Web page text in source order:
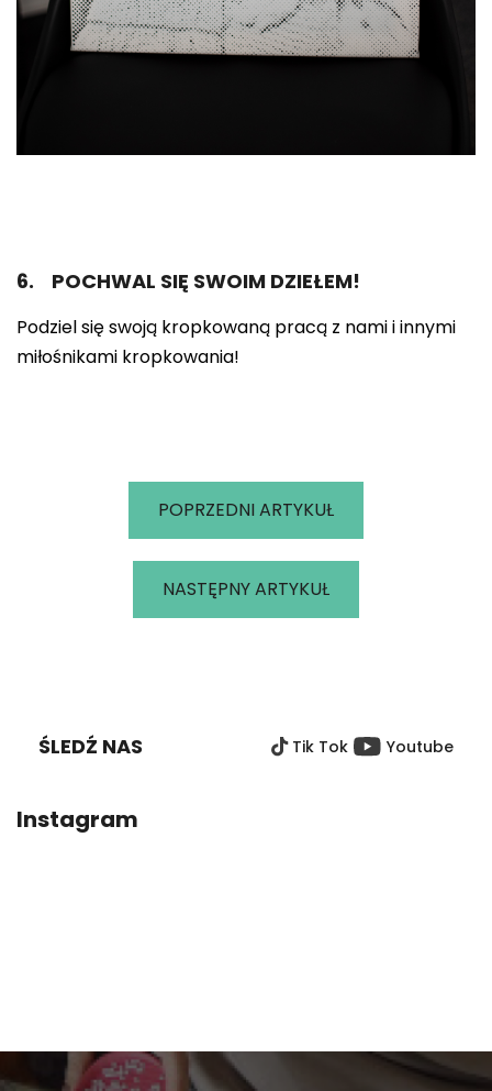
6. POCHWAL SIĘ SWOIM DZIEŁEM!
Podziel się swoją kropkowaną pracą z nami i innymi
miłośnikami kropkowania!
POPRZEDNI ARTYKUŁ
NASTĘPNY ARTYKUŁ
ŚLEDŹ NAS Tik Tok Youtube
Instagram